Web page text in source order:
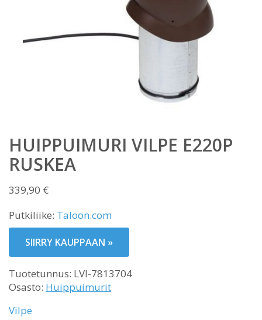
HUIPPUIMURI VILPE E220P
RUSKEA
339,90 €
Putkiliike: Taloon.com
SIIRRY KAUPPAAN »
Tuotetunnus: LVI-7813704
Osasto: Huippuimurit
Vilpe